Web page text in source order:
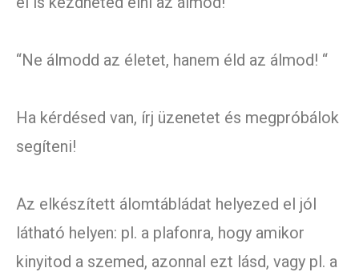
“Ne álmodd az életet, hanem éld az álmod! “
Ha kérdésed van, írj üzenetet és megpróbálok
segíteni!
Az elkészített álomtábládat helyezed el jól
látható helyen: pl. a plafonra, hogy amikor
kinyitod a szemed, azonnal ezt lásd, vagy pl. a